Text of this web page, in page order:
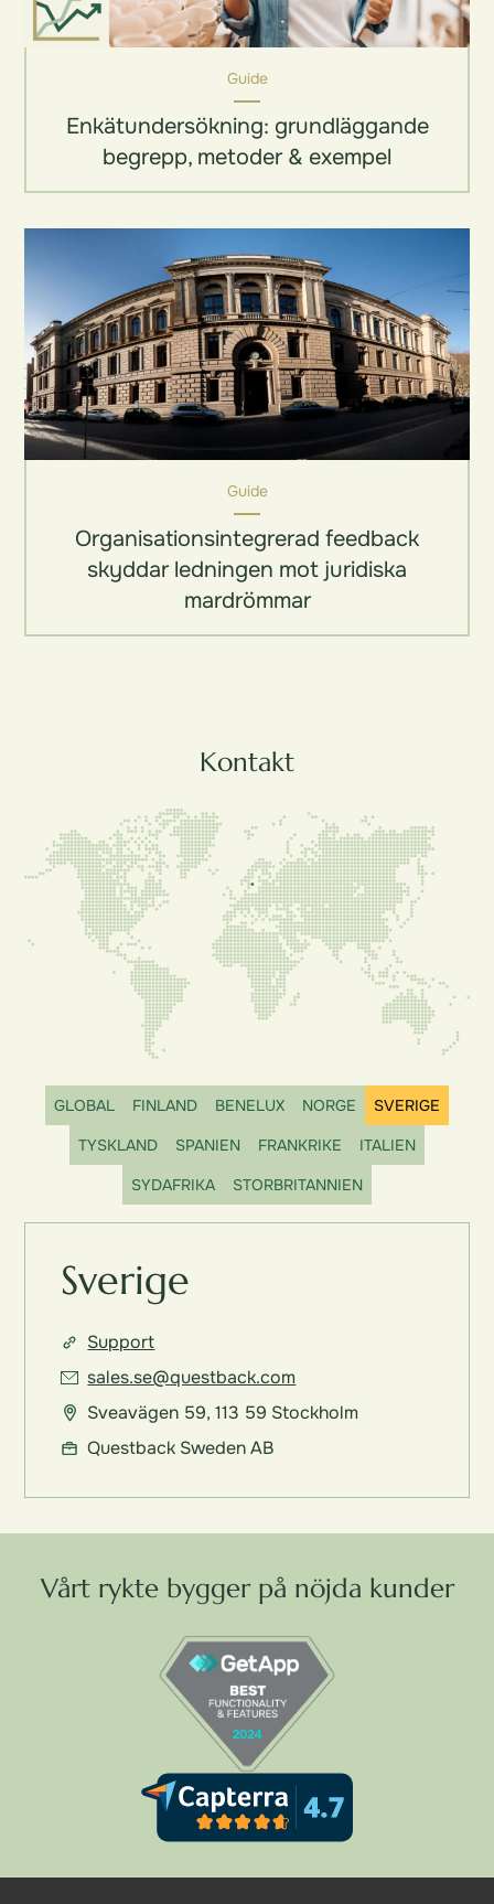
Guide
Enkätundersökning: grundläggande
begrepp, metoder & exempel
Guide
Organisationsintegrerad feedback
skyddar ledningen mot juridiska
mardrömmar
Kontakt
GLOBAL FINLAND BENELUX NORGE
SVERIGE
TYSKLAND
SPANIEN FRANKRIKE
ITALIEN
SYDAFRIKA
STORBRITANNIEN
Sverige
Support
sales.se@questback.com
Sveavägen 59, 113 59 Stockholm
Questback Sweden AB
Vårt rykte bygger på nöjda kunder